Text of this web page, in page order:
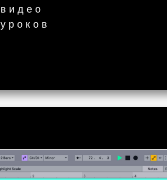
в и д е о
у р о к о в